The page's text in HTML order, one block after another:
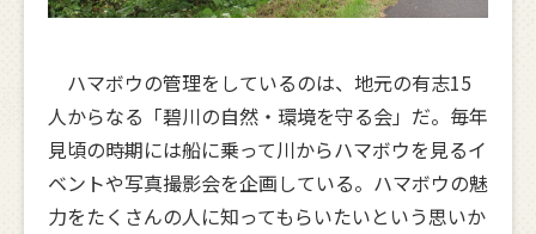
ハマボウの管理をしているのは、地元の有志15
人からなる「碧川の自然・環境を守る会」だ。毎年
見頃の時期には船に乗って川からハマボウを見るイ
ベントや写真撮影会を企画している。ハマボウの魅
力をたくさんの人に知ってもらいたいという思いか